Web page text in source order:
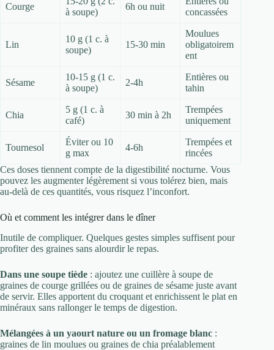
Courge
à soupe)
6h ou nuit
concassées
Lin
10 g (1 c. à
soupe)
15-30 min
Moulues
obligatoirem
ent
Sésame
10-15 g (1 c.
à soupe)
2-4h
Entières ou
tahin
Chia
5 g (1 c. à
café)
30 min à 2h
Trempées
uniquement
Tournesol
Éviter ou 10
g max
4-6h
Trempées et
rincées
Ces doses tiennent compte de la digestibilité nocturne. Vous
pouvez les augmenter légèrement si vous tolérez bien, mais
au-delà de ces quantités, vous risquez l’inconfort.
Où et comment les intégrer dans le dîner
Inutile de compliquer. Quelques gestes simples suffisent pour
profiter des graines sans alourdir le repas.
Dans une soupe tiède : ajoutez une cuillère à soupe de
graines de courge grillées ou de graines de sésame juste avant
de servir. Elles apportent du croquant et enrichissent le plat en
minéraux sans rallonger le temps de digestion.
Mélangées à un yaourt nature ou un fromage blanc :
graines de lin moulues ou graines de chia préalablement